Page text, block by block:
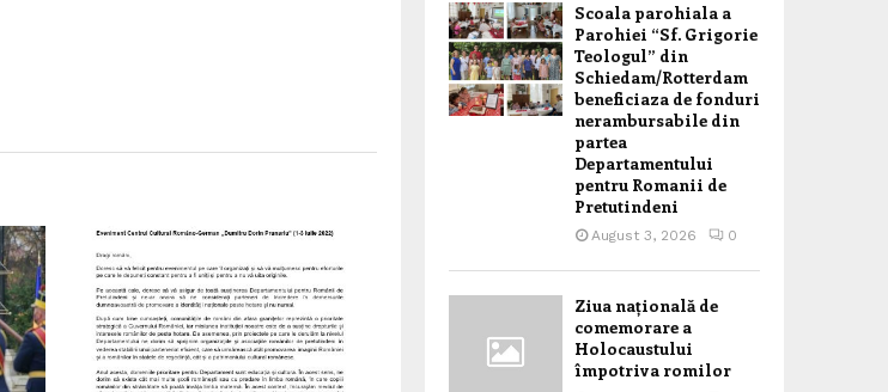
Scoala parohiala a
Parohiei “Sf. Grigorie
Teologul” din
Schiedam/Rotterdam
beneficiaza de fonduri
nerambursabile din
partea
Departamentului
pentru Romanii de
Pretutindeni
August 3, 2026 0
Ziua națională de
comemorare a
Holocaustului
împotriva romilor